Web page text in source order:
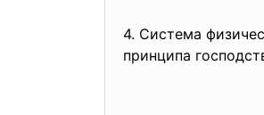
4. Система
принципа